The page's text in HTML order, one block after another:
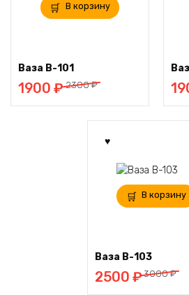
В корзину
Ваза В-101
2300₽
Первоначальная
1900 ₽
Текущая
В корзину
Ваза В-103
3000₽
Первоначальная
2500 ₽
Текущая